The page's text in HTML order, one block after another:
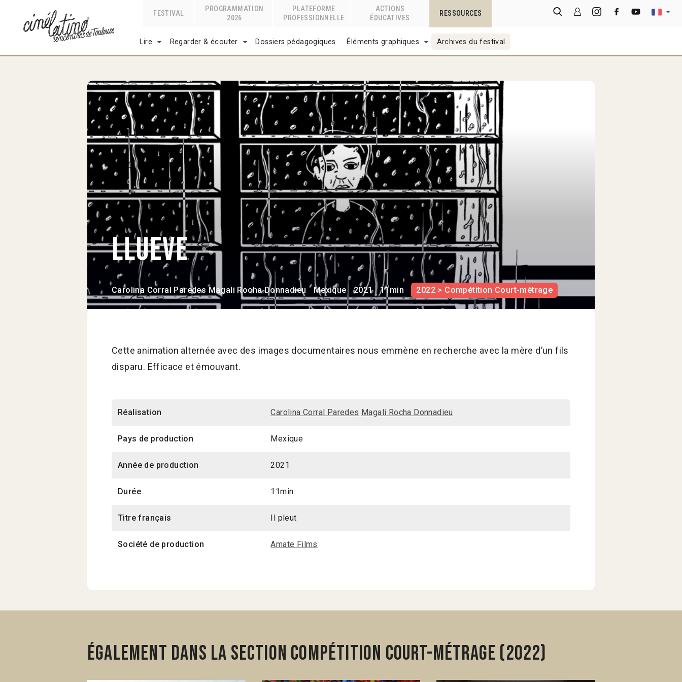
FESTIVAL
PROGRAMMATION
2026
PLATEFORME
PROFESSIONNELLE
ACTIONS
ÉDUCATIVES
RESSOURCES
Lire Regarder & écouter Dossiers pédagogiques Éléments graphiques Archives du festival
Llueve
Carolina Corral Paredes Magali Rocha Donnadieu Mexique 2021 11min 2022 > Compétition Court-métrage
Cette animation alternée avec des images documentaires nous emmène en recherche avec la mère d’un fils
disparu. Efficace et émouvant.
Réalisation Carolina Corral Paredes Magali Rocha Donnadieu
Pays de production Mexique
Année de production 2021
Durée 11min
Titre français Il pleut
Société de production Amate Films
Également dans la section Compétition Court-métrage (2022)